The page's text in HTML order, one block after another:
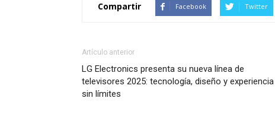
Compartir Facebook Twitter
Artículo anterior
LG Electronics presenta su nueva línea de
televisores 2025: tecnología, diseño y experiencia
sin límites